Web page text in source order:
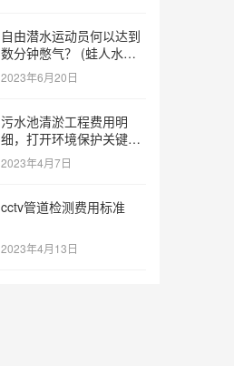
自由潜水运动员何以达到
数分钟憋气？ (蛙人水下
憋气最长多久)
2023年6月20日
污水池清淤工程费用明
细，打开环境保护关键之
门 (污水池清淤工程报价
明细)
2023年4月7日
cctv管道检测费用标准
2023年4月13日